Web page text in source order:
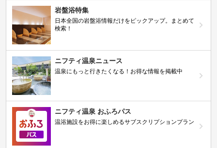
岩盤浴特集
日本全国の岩盤浴情報だけをピックアップ。まとめて
検索！
ニフティ温泉ニュース
温泉にもっと行きたくなる！お得な情報を掲載中
ニフティ温泉 おふろパス
温浴施設をお得に楽しめるサブスクリプションプラン